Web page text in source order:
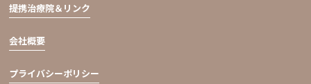
提携治療院＆リンク
会社概要
プライバシーポリシー